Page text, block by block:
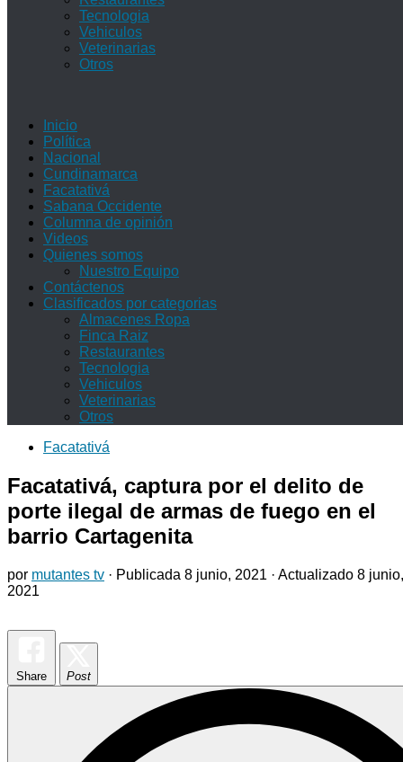
Tecnologia
Vehiculos
Veterinarias
Otros
Inicio
Política
Nacional
Cundinamarca
Facatativá
Sabana Occidente
Columna de opinión
Videos
Quienes somos
Nuestro Equipo
Contáctenos
Clasificados por categorias
Almacenes Ropa
Finca Raiz
Restaurantes
Tecnologia
Vehiculos
Veterinarias
Otros
Facatativá
Facatativá, captura por el delito de
porte ilegal de armas de fuego en el
barrio Cartagenita
por mutantes tv · Publicada 8 junio, 2021 · Actualizado 8 junio,
2021
Share Post